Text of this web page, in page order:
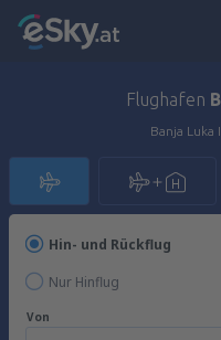
Flughafen
Banja
Hin- und Rückflug
Nur Hinflug
Von